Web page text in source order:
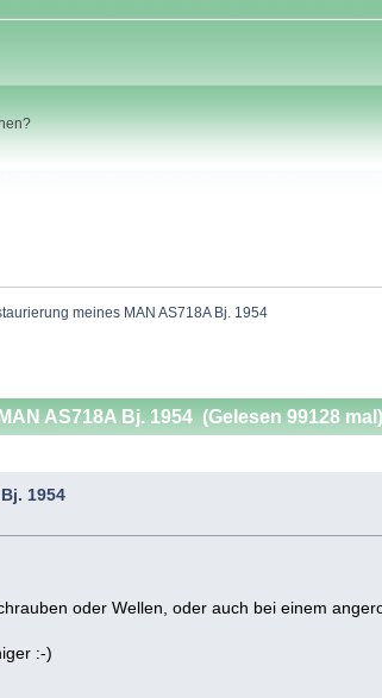
meines MAN AS718A Bj. 1954
AS718A Bj. 1954 (Gelesen 99128 mal)
1954
oder Wellen, oder auch bei einem
:-)